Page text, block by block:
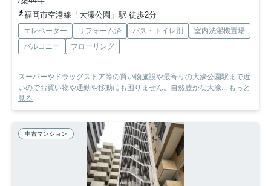
福岡市空港線「大濠公園」駅 徒歩2分
エレベーター リフォーム済 バス・トイレ別
室内洗濯機置場
バルコニー
フローリング
スーパーやドラッグストア等の買い物施設や最寄りの大濠公園駅まで近
いのでお買い物や通勤や移動にも困りません。自然豊かな大濠... もっと
見る
中古マンション